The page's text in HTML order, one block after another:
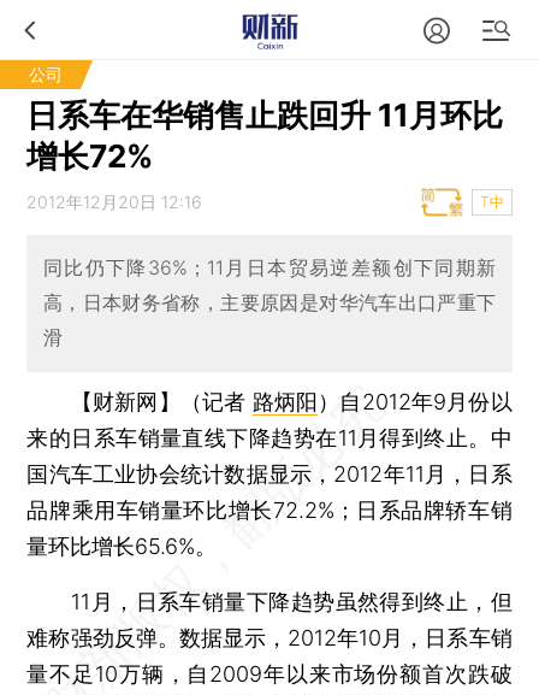
公司
日系车在华销售止跌回升 11月环比
增长72%
2012年12月20日 12:16 T中
同比仍下降36%；11月日本贸易逆差额创下同期新
高，日本财务省称，主要原因是对华汽车出口严重下
滑
【财新网】（记者 路炳阳 ） 自2012年9月份以
来的日系车销量直线下降趋势在11月得到终止。中
国汽车工业协会统计数据显示，2012年11月，日系
品牌乘用车销量环比增长72.2%；日系品牌轿车销
量环比增长65.6%。
11月，日系车销量下降趋势虽然得到终止，但
难称强劲反弹。数据显示，2012年10月，日系车销
量不足10万辆，自2009年以来市场份额首次跌破